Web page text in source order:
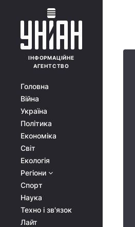
ІНФОРМАЦІЙНЕ
АГЕНТСТВО
Головна
Війна
Україна
Політика
Економіка
Світ
Екологія
Регіони
Спорт
Наука
Техно і зв'язок
Лайт